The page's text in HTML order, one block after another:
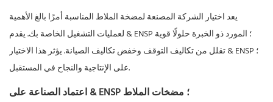
يعد اختيار الشركة المصنعة لمضخة الملاط المناسبة أمرًا بالغ الأهمية
لعمليات التشغيل الخاصة بك. يقدم & ENSP ؛ المورد ذو الخبرة حلولًا قوية
تقلل من تكاليف التوقف وخفض تكاليف الصيانة. يؤثر هذا الاختيار & ENSP ؛
على الإنتاجية والنجاح في المستقبل.
اعتماد الصناعة على & ENSP ؛ مضخات الملاط